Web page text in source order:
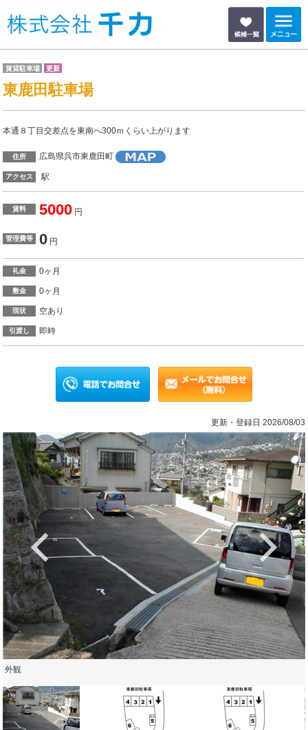
賃貸駐車場 更新
東鹿田駐車場
本通８丁目交差点を東南へ300ｍくらい上がります
住所 広島県呉市東鹿田町
アクセス 駅
賃料 5000 円
管理費等 0 円
礼金 0ヶ月
敷金 0ヶ月
現状 空あり
引渡し 即時
更新・登録日 2026/08/03
Previous
外観